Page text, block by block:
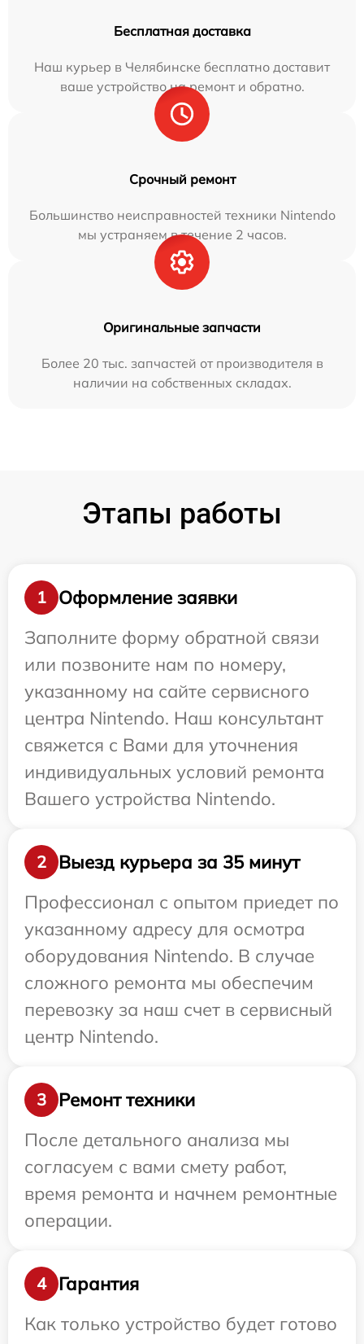
Бесплатная доставка
Наш курьер в Челябинске бесплатно доставит
ваше устройство на ремонт и обратно.
Срочный ремонт
Большинство неисправностей техники Nintendo
мы устраняем в течение 2 часов.
Оригинальные запчасти
Более 20 тыс. запчастей от производителя в
наличии на собственных складах.
Этапы работы
1
Оформление заявки
Заполните форму обратной связи
или позвоните нам по номеру,
указанному на сайте сервисного
центра Nintendo. Наш консультант
свяжется с Вами для уточнения
индивидуальных условий ремонта
Вашего устройства Nintendo.
2
Выезд курьера за 35 минут
Профессионал с опытом приедет по
указанному адресу для осмотра
оборудования Nintendo. В случае
сложного ремонта мы обеспечим
перевозку за наш счет в сервисный
центр Nintendo.
3
Ремонт техники
После детального анализа мы
согласуем с вами смету работ,
время ремонта и начнем ремонтные
операции.
4
Гарантия
Как только устройство будет готово